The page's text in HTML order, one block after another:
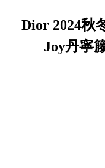
Dior 2024秋
Joy丹寧